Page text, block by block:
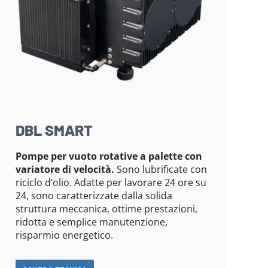
DBL SMART
Pompe per vuoto rotative a palette con
variatore di velocità. Sono lubrificate con
riciclo d’olio. Adatte per lavorare 24 ore su
24, sono caratterizzate dalla solida
struttura meccanica, ottime prestazioni,
ridotta e semplice manutenzione,
risparmio energetico.